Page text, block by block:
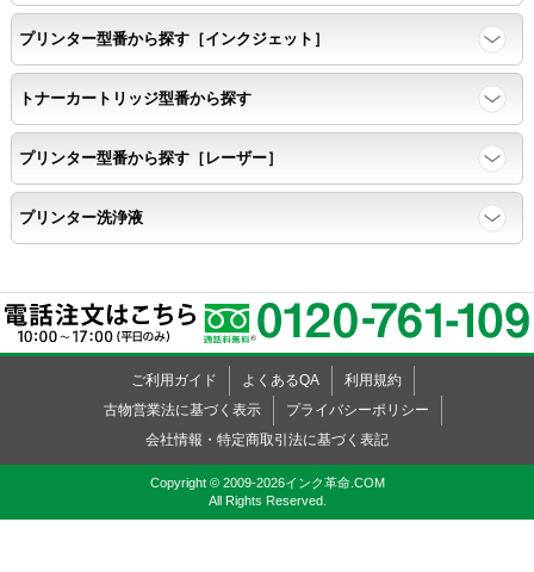
背景と違う色で8号サイズのArialフォントで
鮮明に印刷できること。
速乾性
互換性テストサンプルを5ページ連続印刷する。
飛び散り
標準カラーサンプル /
互換性テストサンプルを印刷する。
印刷の仕上がりが精細で均一であり、
インクの飛び散りもない。
プリンター型番から探す［インクジェット］
トナーカートリッジ型番から探す
プリンター型番から探す［レーザー］
プリンター洗浄液
ご利用ガイド よくあるQA
利用規約
古物営業法に基づく表示
プライバシーポリシー
会社情報・特定商取引法に基づく表記
Copyright © 2009-2026インク革命.COM
All Rights Reserved.